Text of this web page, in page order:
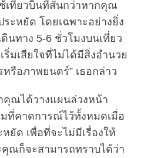
เที่ยวบินที่สั้นกว่าหากคุณ
ะหยัด โดยเฉพาะอย่างยิ่ง
นทาง 5-6 ชั่วโมงบนเที่ยว
มเสียใจที่ไม่ได้มีสิ่งอำนวย
รือภาพยนตร์” เธอกล่าว
คุณได้วางแผนล่วงหน้า
มที่คาดการณ์ไว้ทั้งหมดเมื่อ
ยัด เพื่อที่จะไม่มีเรื่องให้
ณก็จะสามารถทราบได้ว่า